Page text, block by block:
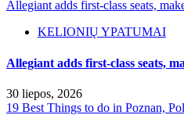
Allegiant adds first-class seats,
KELIONIŲ YPATUMAI
Allegiant adds first-class seats,
30 liepos, 2026
19 Best Things to do in Poznan,